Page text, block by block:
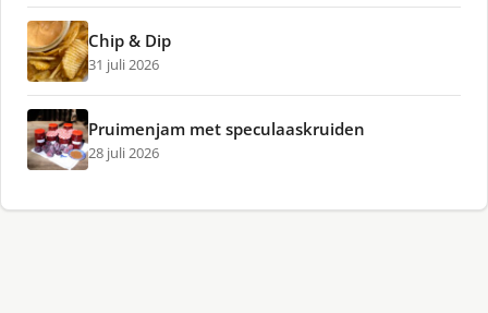
Chip & Dip
31 juli 2026
Pruimenjam met speculaaskruiden
28 juli 2026